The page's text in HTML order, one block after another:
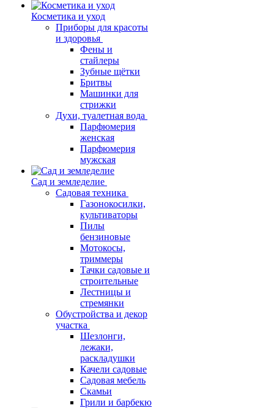
Косметика и уход
Приборы для красоты
и здоровья
Фены и
стайлеры
Зубные щётки
Бритвы
Машинки для
стрижки
Духи, туалетная вода
Парфюмерия
женская
Парфюмерия
мужская
Сад и земледелие
Садовая техника
Газонокосилки,
культиваторы
Пилы
бензиновые
Мотокосы,
триммеры
Тачки садовые и
строительные
Лестницы и
стремянки
Обустройства и декор
участка
Шезлонги,
лежаки,
раскладушки
Качели садовые
Садовая мебель
Скамьи
Грили и барбекю